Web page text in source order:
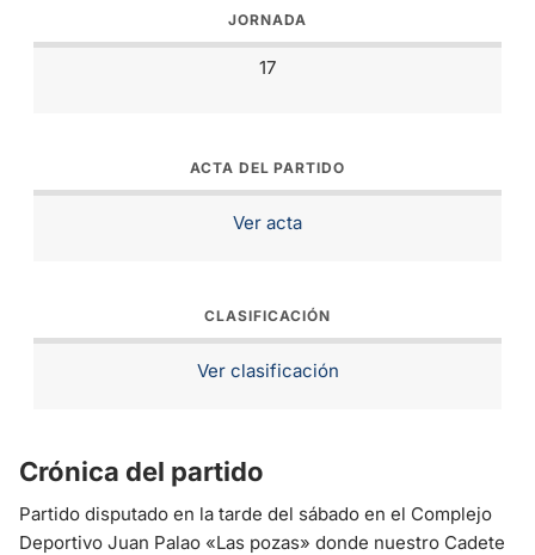
JORNADA
17
ACTA DEL PARTIDO
Ver acta
CLASIFICACIÓN
Ver clasificación
Crónica del partido
Partido disputado en la tarde del sábado en el Complejo
Deportivo Juan Palao «Las pozas» donde nuestro Cadete